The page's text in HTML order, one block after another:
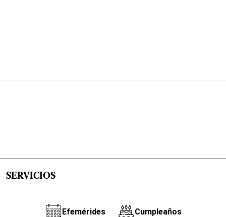
SERVICIOS
Efemérides Cumpleaños